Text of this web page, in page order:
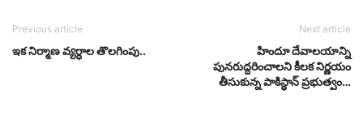
Previous article
ఇక నిర్మాణ వ్యర్ధాల తొలగింపు..
Next article
హిందూ దేవాలయాన్ని
పునరుద్దరించాలని కీలక నిర్ణయం
తీసుకున్న పాకిస్థాన్​ ప్రభుత్వం…